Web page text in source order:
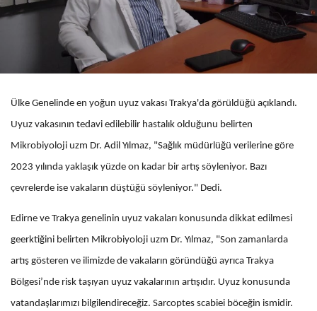
Ülke Genelinde en yoğun uyuz vakası Trakya'da görüldüğü açıklandı.
Uyuz vakasının tedavi edilebilir hastalık olduğunu belirten
Mikrobiyoloji uzm Dr. Adil Yılmaz, "Sağlık müdürlüğü verilerine göre
2023 yılında yaklaşık yüzde on kadar bir artış söyleniyor. Bazı
çevrelerde ise vakaların düştüğü söyleniyor." Dedi.
Edirne ve Trakya genelinin uyuz vakaları konusunda dikkat edilmesi
geerktiğini belirten Mikrobiyoloji uzm Dr. Yılmaz, "Son zamanlarda
artış gösteren ve ilimizde de vakaların göründüğü ayrıca Trakya
Bölgesi’nde risk taşıyan uyuz vakalarının artışıdır. Uyuz konusunda
vatandaşlarımızı bilgilendireceğiz. Sarcoptes scabiei böceğin ismidir.